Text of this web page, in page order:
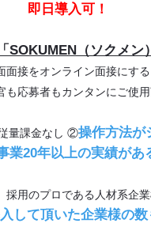
即日導入可！
（ソクメ
面接をオンライン面接にす
応募者もカンタンにご使用
量課金なし ②操作方法が
業20年以上の実績があ
採用のプロである人材系企
して頂いた企業様の数